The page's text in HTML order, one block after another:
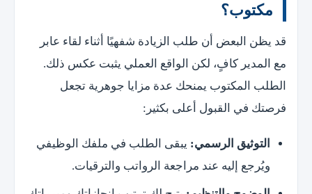
مكتوب؟
قد يظن البعض أن طلب الزيادة شفهيًا أثناء لقاء عابر
مع المدير كافٍ، لكن الواقع العملي يثبت عكس ذلك.
الطلب المكتوب يمنحك عدة مزايا جوهرية تجعل
فرصتك في القبول أعلى بكثير:
التوثيق الرسمي: يبقى الطلب في ملفك الوظيفي
ويُرجع إليه عند مراجعة الرواتب والترقيات.